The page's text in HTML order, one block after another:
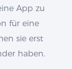
App zu
für eine
sie erst
haben.